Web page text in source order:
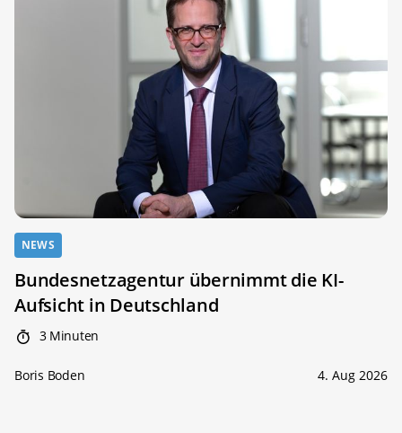
NEWS
Bundesnetzagentur übernimmt die KI-
Aufsicht in Deutschland
3 Minuten
Boris Boden 4. Aug 2026